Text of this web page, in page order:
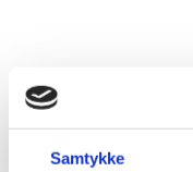
Samtykke
Du kan læse
indsatser på